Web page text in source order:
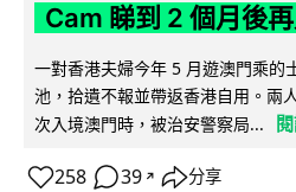
Cam 睇到 2 個月後
一對香港夫婦今年 5 月遊澳門乘的
池，拾遺不報並帶返香港自用。兩
次入境澳門時，被治安警察局...
258 39 ↗ 分享